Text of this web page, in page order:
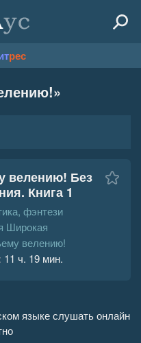
рес
»
велению! Без
Книга 1
фэнтези
Широкая
велению!
11 ч. 19 мин.
языке слушать онлайн